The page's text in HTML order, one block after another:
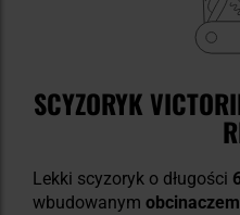
SCYZORYK
Lekki scyzoryk o długości
wbudowanym